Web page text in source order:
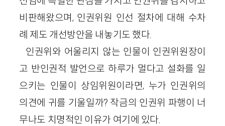
비판해왔으며, 인권위원 인선 절차에 대해 수차
례 제도 개선방안을 내놓기도 했다.
인권위와 어울리지 않는 인물이 인권위원장이
고 반인권적 발언으로 하루가 멀다고 설화를 일
으키는 인물이 상임위원이라면, 누가 인권위의
의견에 귀를 기울일까? 작금의 인권위 파행이 너
무나도 치명적인 이유가 여기에 있다.